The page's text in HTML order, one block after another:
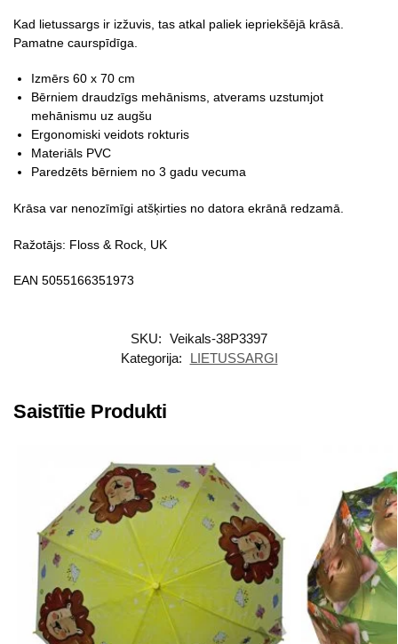
Kad lietussargs ir izžuvis, tas atkal paliek iepriekšējā krāsā.
Pamatne caurspīdīga.
Izmērs 60 x 70 cm
Bērniem draudzīgs mehānisms, atverams uzstumjot
mehānismu uz augšu
Ergonomiski veidots rokturis
Materiāls PVC
Paredzēts bērniem no 3 gadu vecuma
Krāsa var nenozīmīgi atšķirties no datora ekrānā redzamā.
Ražotājs: Floss & Rock, UK
EAN 5055166351973
SKU: Veikals-38P3397
Kategorija:
LIETUSSARGI
Saistītie Produkti